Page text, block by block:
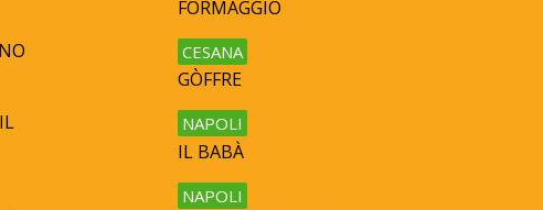
FORMAGGIO
CESANA
GÒFFRE
NAPOLI
IL BABÀ
NAPOLI